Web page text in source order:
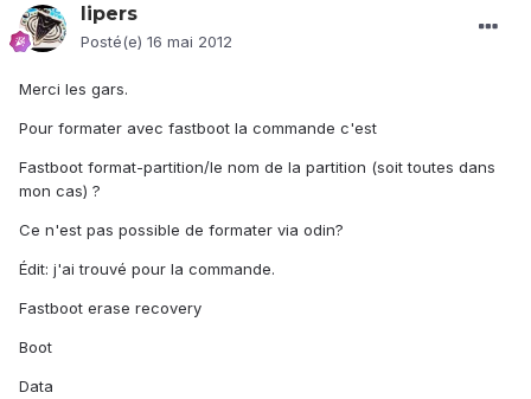
lipers
Posté(e) 16 mai 2012
Merci les gars.
Pour formater avec fastboot la commande c'est
Fastboot format-partition/le nom de la partition (soit toutes dans
mon cas) ?
Ce n'est pas possible de formater via odin?
Édit: j'ai trouvé pour la commande.
Fastboot erase recovery
Boot
Data